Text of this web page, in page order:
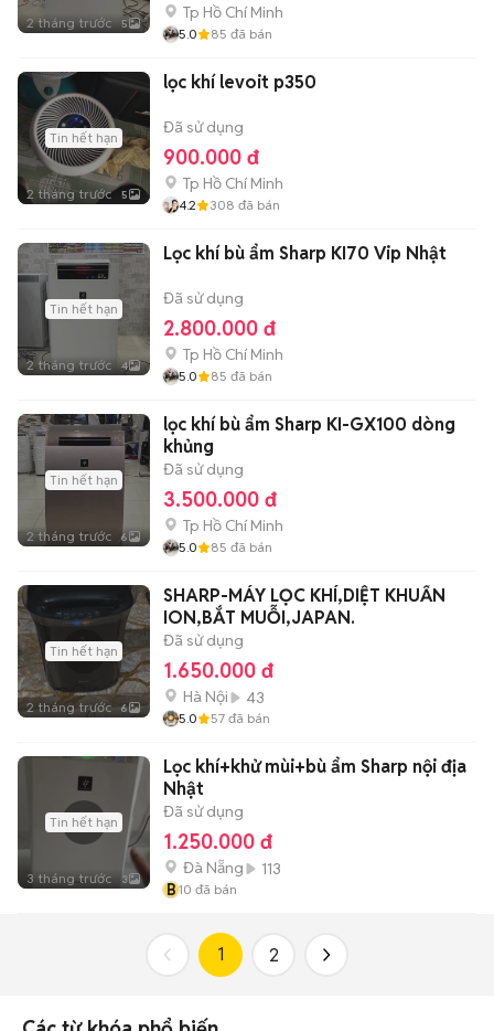
2 tháng trước 5
Tp Hồ Chí Minh
5.0 85 đã bán
Tin hết hạn
2 tháng trước 5
lọc khí levoit p350
Đã sử dụng
900.000 đ
Tp Hồ Chí Minh
4.2 308 đã bán
Tin hết hạn
2 tháng trước 4
Lọc khí bù ẩm Sharp KI70 Vip Nhật
Đã sử dụng
2.800.000 đ
Tp Hồ Chí Minh
5.0 85 đã bán
Tin hết hạn
2 tháng trước 6
lọc khí bù ẩm Sharp KI-GX100 dòng
khủng
Đã sử dụng
3.500.000 đ
Tp Hồ Chí Minh
5.0 85 đã bán
Tin hết hạn
2 tháng trước 6
SHARP-MÁY LỌC KHÍ,DIỆT KHUẨN
ION,BẮT MUỖI,JAPAN.
Đã sử dụng
1.650.000 đ
Hà Nội 43
5.0 57 đã bán
Tin hết hạn
3 tháng trước 3
Lọc khí+khử mùi+bù ẩm Sharp nội địa
Nhật
Đã sử dụng
1.250.000 đ
Đà Nẵng
113
B10 đã bán
1 2